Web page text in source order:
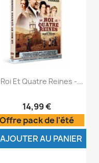
Et Quatre Reines -...
14,99 €
Offre pack de l'été
AJOUTER AU PANIER